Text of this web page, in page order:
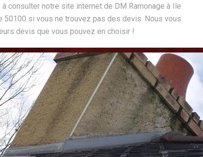
à consulter notre site internet de DM Ramonage à Ile
50100 si vous ne trouvez pas des devis. Nous vous
devis que vous pouvez en choisir !